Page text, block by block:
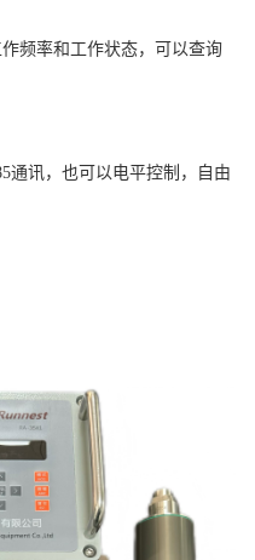
频率和工作状态，可以查询
通讯，也可以电平控制，自由